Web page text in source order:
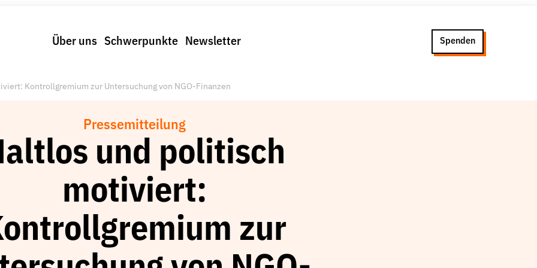
Über uns Schwerpunkte Newsletter Spenden
Kontrollgremium zur Untersuchung von NGO-Finanzen
Pressemitteilung
und politisch
motiviert:
zur